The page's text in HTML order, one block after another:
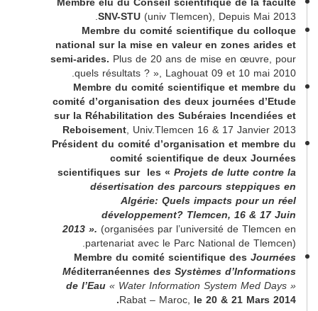
SNV-STU(univ Tlemcen), Depuis
Membre du comité scientifiquedu
national sur la mise en valeur en zones
semi-arides.Plus de 20 ans de mise en
quels résultats ? », Laghouat 09 et 10
Membre du comité scientifique et
comité d’organisationdes deux journées
sur la Réhabilitation des Subéraies
Reboisement, Univ.Tlemcen 16 & 17
Président du comité d’organisation et
comité scientifiquede deux
scientifiques surles «Projets de lutte
désertisation des parcours
Algérie: Quels impacts
développement? Tlemcen, 16
2013 ». (organisées par l’université de
partenariat avec le Parc National de
Membre du comité scientifiquedes
Méditerranéennes des Systèmes
de l’Eau« Water Information System
Rabat – Maroc,le 20 & 21